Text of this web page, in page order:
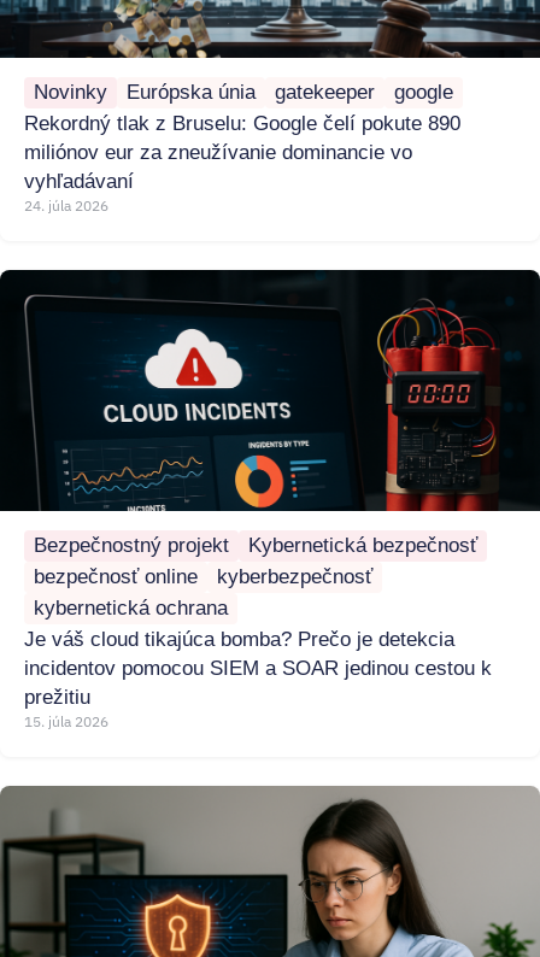
Novinky Európska únia gatekeeper
google
Rekordný tlak z Bruselu: Google čelí pokute 890
miliónov eur za zneužívanie dominancie vo
vyhľadávaní
24. júla 2026
Bezpečnostný projekt
Kybernetická bezpečnosť
bezpečnosť online
kyberbezpečnosť
kybernetická ochrana
Je váš cloud tikajúca bomba? Prečo je detekcia
incidentov pomocou SIEM a SOAR jedinou cestou k
prežitiu
15. júla 2026